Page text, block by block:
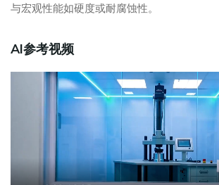
与宏观性能如硬度或耐腐蚀性。
AI参考视频